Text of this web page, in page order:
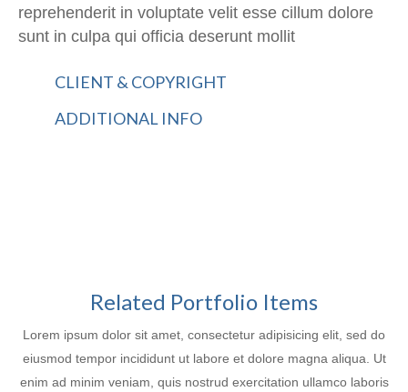
reprehenderit in voluptate velit esse cillum dolore
sunt in culpa qui officia deserunt mollit
CLIENT & COPYRIGHT
ADDITIONAL INFO
Related Portfolio Items
Lorem ipsum dolor sit amet, consectetur adipisicing elit, sed do
eiusmod tempor incididunt ut labore et dolore magna aliqua. Ut
enim ad minim veniam, quis nostrud exercitation ullamco laboris